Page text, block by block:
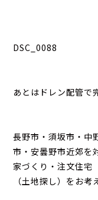
DSC_0088
あとはドレン配管で
長野市・須坂市・中
市・安曇野市近郊を
家づくり・注文住宅
（土地探し）をお